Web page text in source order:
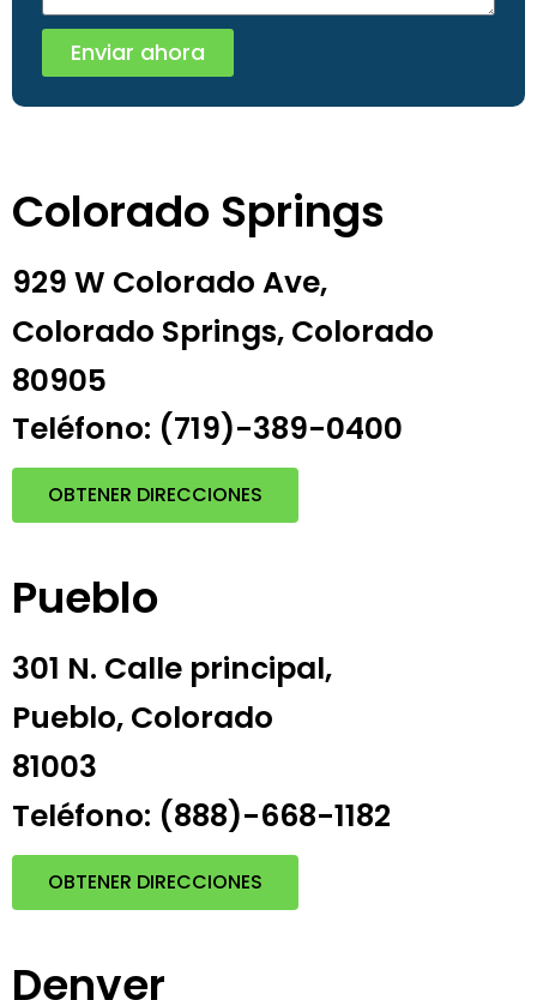
Enviar ahora
Colorado Springs
929 W Colorado Ave,
Colorado Springs, Colorado
80905
Teléfono: (719)-389-0400
OBTENER DIRECCIONES
Pueblo
301 N. Calle principal,
Pueblo, Colorado
81003
Teléfono: (888)-668-1182
OBTENER DIRECCIONES
Denver